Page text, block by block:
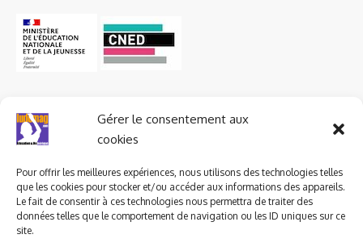
Gérer le consentement aux
cookies
Pour offrir les meilleures expériences, nous utilisons des technologies telles
que les cookies pour stocker et/ou accéder aux informations des appareils.
Le fait de consentir à ces technologies nous permettra de traiter des
données telles que le comportement de navigation ou les ID uniques sur ce
site.